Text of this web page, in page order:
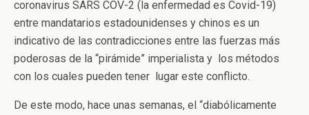
coronavirus SARS COV-2 (la enfermedad es Covid-19)
entre mandatarios estadounidenses y chinos es un
indicativo de las contradicciones entre las fuerzas más
poderosas de la “pirámide” imperialista y los métodos
con los cuales pueden tener lugar este conflicto.
De este modo, hace unas semanas, el “diabólicamente